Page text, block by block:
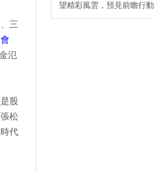
三
氾
股
松
代
望精彩風雲，預見前瞻行動